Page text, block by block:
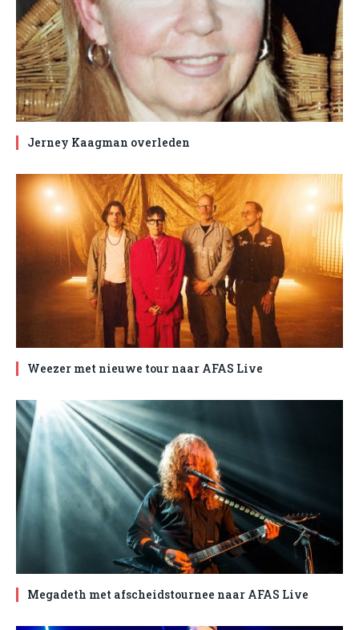
Jerney Kaagman overleden
Weezer met nieuwe tour naar AFAS Live
Megadeth met afscheidstournee naar AFAS Live